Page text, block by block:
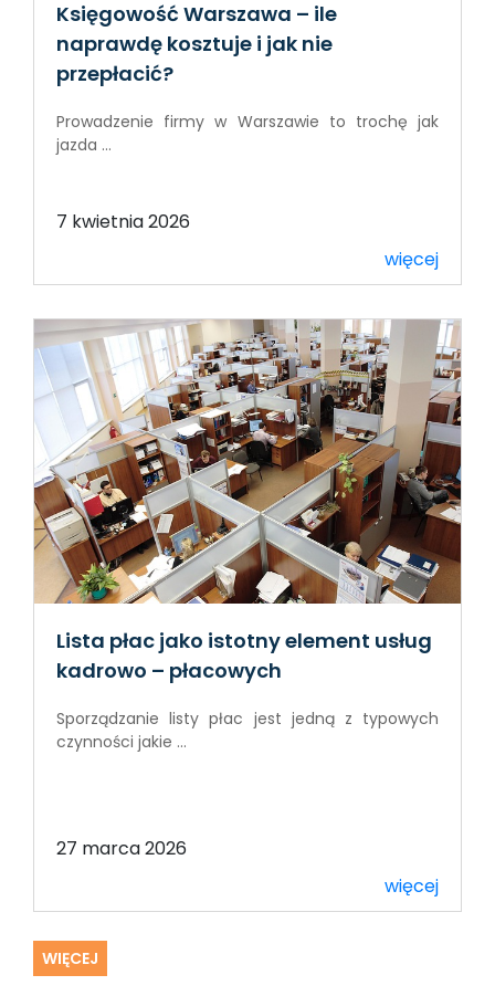
Księgowość Warszawa – ile
naprawdę kosztuje i jak nie
przepłacić?
Prowadzenie firmy w Warszawie to trochę jak
jazda ...
7 kwietnia 2026
więcej
Lista płac jako istotny element usług
kadrowo – płacowych
Sporządzanie listy płac jest jedną z typowych
czynności jakie ...
27 marca 2026
więcej
WIĘCEJ